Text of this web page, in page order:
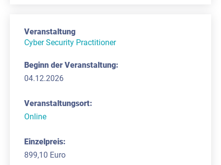
Cyber Security Practitioner
04.12.2026
Online
899,10 Euro